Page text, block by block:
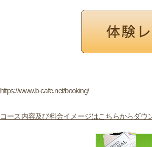
https://www.b-cafe.net/booking/
コース内容及び料金イメージはこちらからダウ